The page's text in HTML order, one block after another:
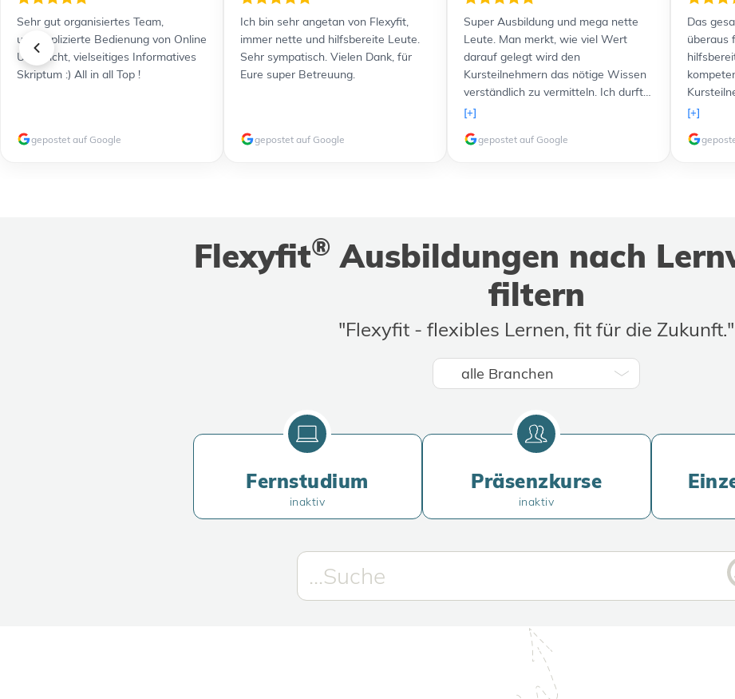
Sehr gut organisiertes Team,
unkomplizierte Bedienung von Online
Unterricht, vielseitiges Informatives
Skriptum :) All in all Top !
gepostet auf Google
Ich bin sehr angetan von Flexyfit,
immer nette und hilfsbereite Leute.
Sehr sympatisch. Vielen Dank, für
Eure super Betreuung.
gepostet auf Google
Super Ausbildung und mega nette
Leute. Man merkt, wie viel Wert
darauf gelegt wird den
Kursteilnehmern das nötige Wissen
verständlich zu vermitteln. Ich durfte
sogar freundlicherweise einen Kurs
nachdem etwas problematische und
extremen Spaß macht!
[+]
gepostet auf Google
Das
überaus
buchen
[+]
Flexyfit® Ausbildungen nach
filtern
"Flexyfit - flexibles Lernen, fit für die Zukunft."
Fernstudium
inaktiv
Präsenzkurse
inaktiv